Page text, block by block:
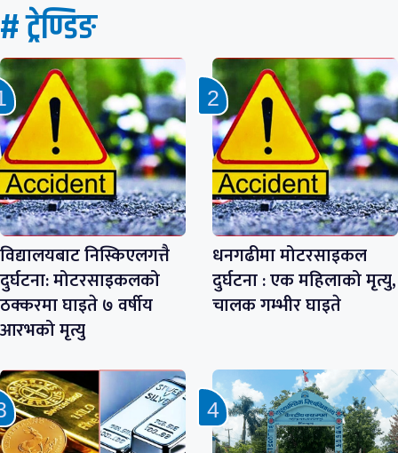
# ट्रेण्डिङ
विद्यालयबाट निस्किएलगत्तै
दुर्घटना: मोटरसाइकलको
ठक्करमा घाइते ७ वर्षीय
आरभको मृत्यु
धनगढीमा मोटरसाइकल
दुर्घटना : एक महिलाको मृत्यु,
चालक गम्भीर घाइते